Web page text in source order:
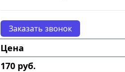
Заказать звонок
Цена
170 руб.